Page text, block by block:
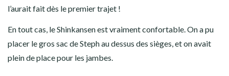
l’aurait fait dès le premier trajet !
En tout cas, le Shinkansen est vraiment confortable. On a pu
placer le gros sac de Steph au dessus des sièges, et on avait
plein de place pour les jambes.